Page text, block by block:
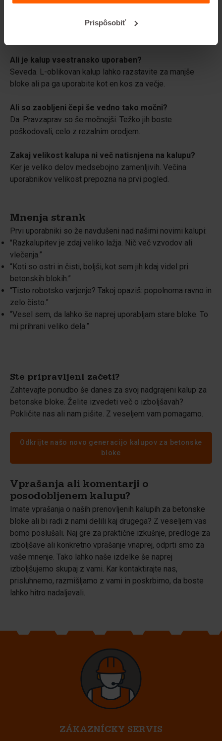
Prispôsobiť
Lahko jih še naprej uporabljate. Končni izdelki ostanejo
Ali je kalup vsestransko uporaben?
Seveda. L-oblikovan kalup lahko razstavite za manjše
bloke ali pa ga uporabite kot en kos za večje.
Ali so zaobljeni čepi še vedno tako močni?
Da. Pravzaprav so še močnejši. Težko jih boste
poškodovali, celo z rezalnim orodjem.
Zakaj velikost kalupa ni več natisnjena na kalupu?
Ker je veliko delov medsebojno zamenljivih. Večina
uporabnikov velikost prepozna na prvi pogled.
Mnenja strank
Prvi uporabniki so že navdušeni nad našimi novimi kalupi:
"Razkalupitev je zdaj veliko lažja. Nič več vzvodov ali
vlečenja.”
“Koti so ostri in čisti, boljši, kot sem jih kdaj videl pri
betonskih blokih.”
“Tisto robotsko varjenje? Takoj opaziš: popolnoma ravno in
zelo čisto.”
“Vesel sem, da lahko še naprej uporabljam stare bloke. To
mi prihrani veliko dela.”
Ste pripravljeni začeti?
Zahtevajte ponudbo še danes za svoj nadgrajeni kalup za
betonske bloke. Želite izvedeti več o izboljšavah?
Pokličite nas ali nam pišite. Z veseljem vam pomagamo.
Odkrijte našo novo generacijo kalupov za betonske
bloke
Vprašanja ali komentarji o
posodobljenem kalupu?
Imate vprašanja o naših prenovljenih kalupih za betonske
bloke ali bi radi z nami delili kaj drugega? Z veseljem vas
bomo poslušali. Naj gre za praktične izkušnje, predloge za
izboljšave ali konkretno vprašanje vnaprej, odprti smo za
vaše mnenje. Tako lahko naše izdelke še naprej
izboljšujemo skupaj z vami. Kar kontaktirajte nas,
prisluhnemo, razmišljamo z vami in poskrbimo, da boste
lahko hitro nadaljevali.
ZÁKAZNÍCKY SERVIS